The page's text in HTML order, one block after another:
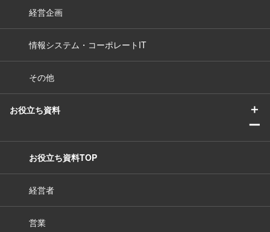
経営企画
情報システム・コーポレートIT
その他
お役立ち資料
＋
ー
お役立ち資料TOP
経営者
営業